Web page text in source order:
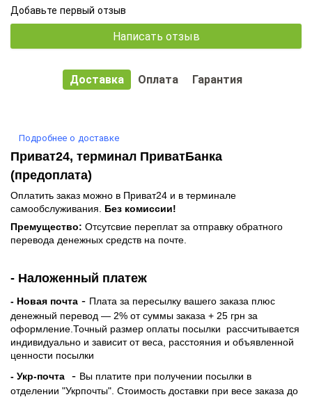
Добавьте первый отзыв
Написать отзыв
Доставка Оплата Гарантия
Подробнее о доставке
Приват24, терминал ПриватБанка
(предоплата)
Оплатить заказ можно в Приват24 и в терминале
самообслуживания. Без комиссии!
Премущество: Отсутсвие переплат за отправку обратного
перевода денежных средств на почте.
- Наложенный платеж
- Новая почта - Плата за пересылку вашего заказа плюс
денежный перевод — 2% от суммы заказа + 25 грн за
оформление.Точный размер оплаты посылки рассчитывается
индивидуально и зависит от веса, расстояния и объявленной
ценности посылки
- Укр-почта
- Вы платите при получении посылки в
отделении "Укрпочты". Стоимость доставки при весе заказа до